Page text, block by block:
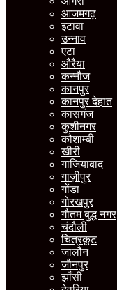
आजमगढ़
इटावा
उन्नाव
एटा
औरैया
कन्नौज
कानपुर
कानपुर देहात
कासगंज
कुशीनगर
कौशाम्बी
खीरी
गाजियाबाद
गाज़ीपुर
गोंडा
गोरखपुर
गौतम बुद्ध नगर
चंदौली
चित्रकूट
जालौन
जौनपुर
झाँसी